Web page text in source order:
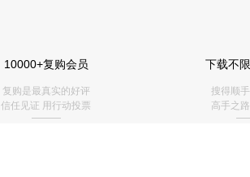
10000+复购会员
复购是最真实的好评
信任见证 用行动投票
———
下载不
搜得顺
高手之